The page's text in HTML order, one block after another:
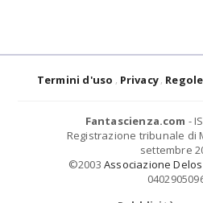
Termini d'uso Privacy Regole
Fantascienza.com -
Registrazione tribunale di
settembre
©2003 Associazione